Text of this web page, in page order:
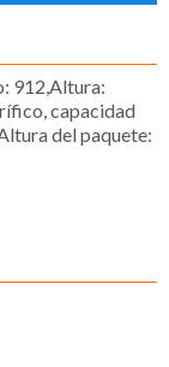
912,Altura:
capacidad
del paquete: